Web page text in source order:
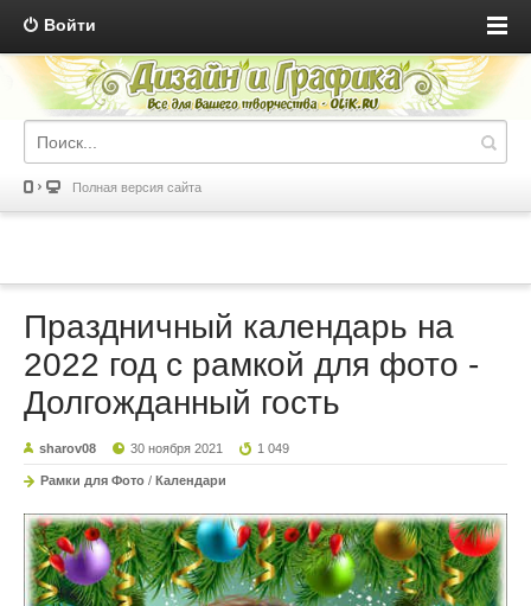
Войти
Полная версия сайта
Праздничный календарь на
2022 год с рамкой для фото -
Долгожданный гость
sharov08 30 ноября 2021 1 049
Рамки для Фото / Календари